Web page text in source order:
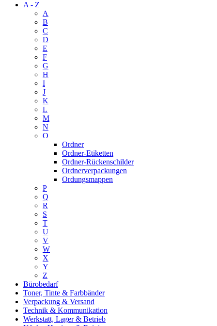
A - Z
A
B
C
D
E
F
G
H
I
J
K
L
M
N
O
Ordner
Ordner-Etiketten
Ordner-Rückenschilder
Ordnerverpackungen
Ordungsmappen
P
Q
R
S
T
U
V
W
X
Y
Z
Bürobedarf
Toner, Tinte & Farbbänder
Verpackung & Versand
Technik & Kommunikation
Werkstatt, Lager & Betrieb